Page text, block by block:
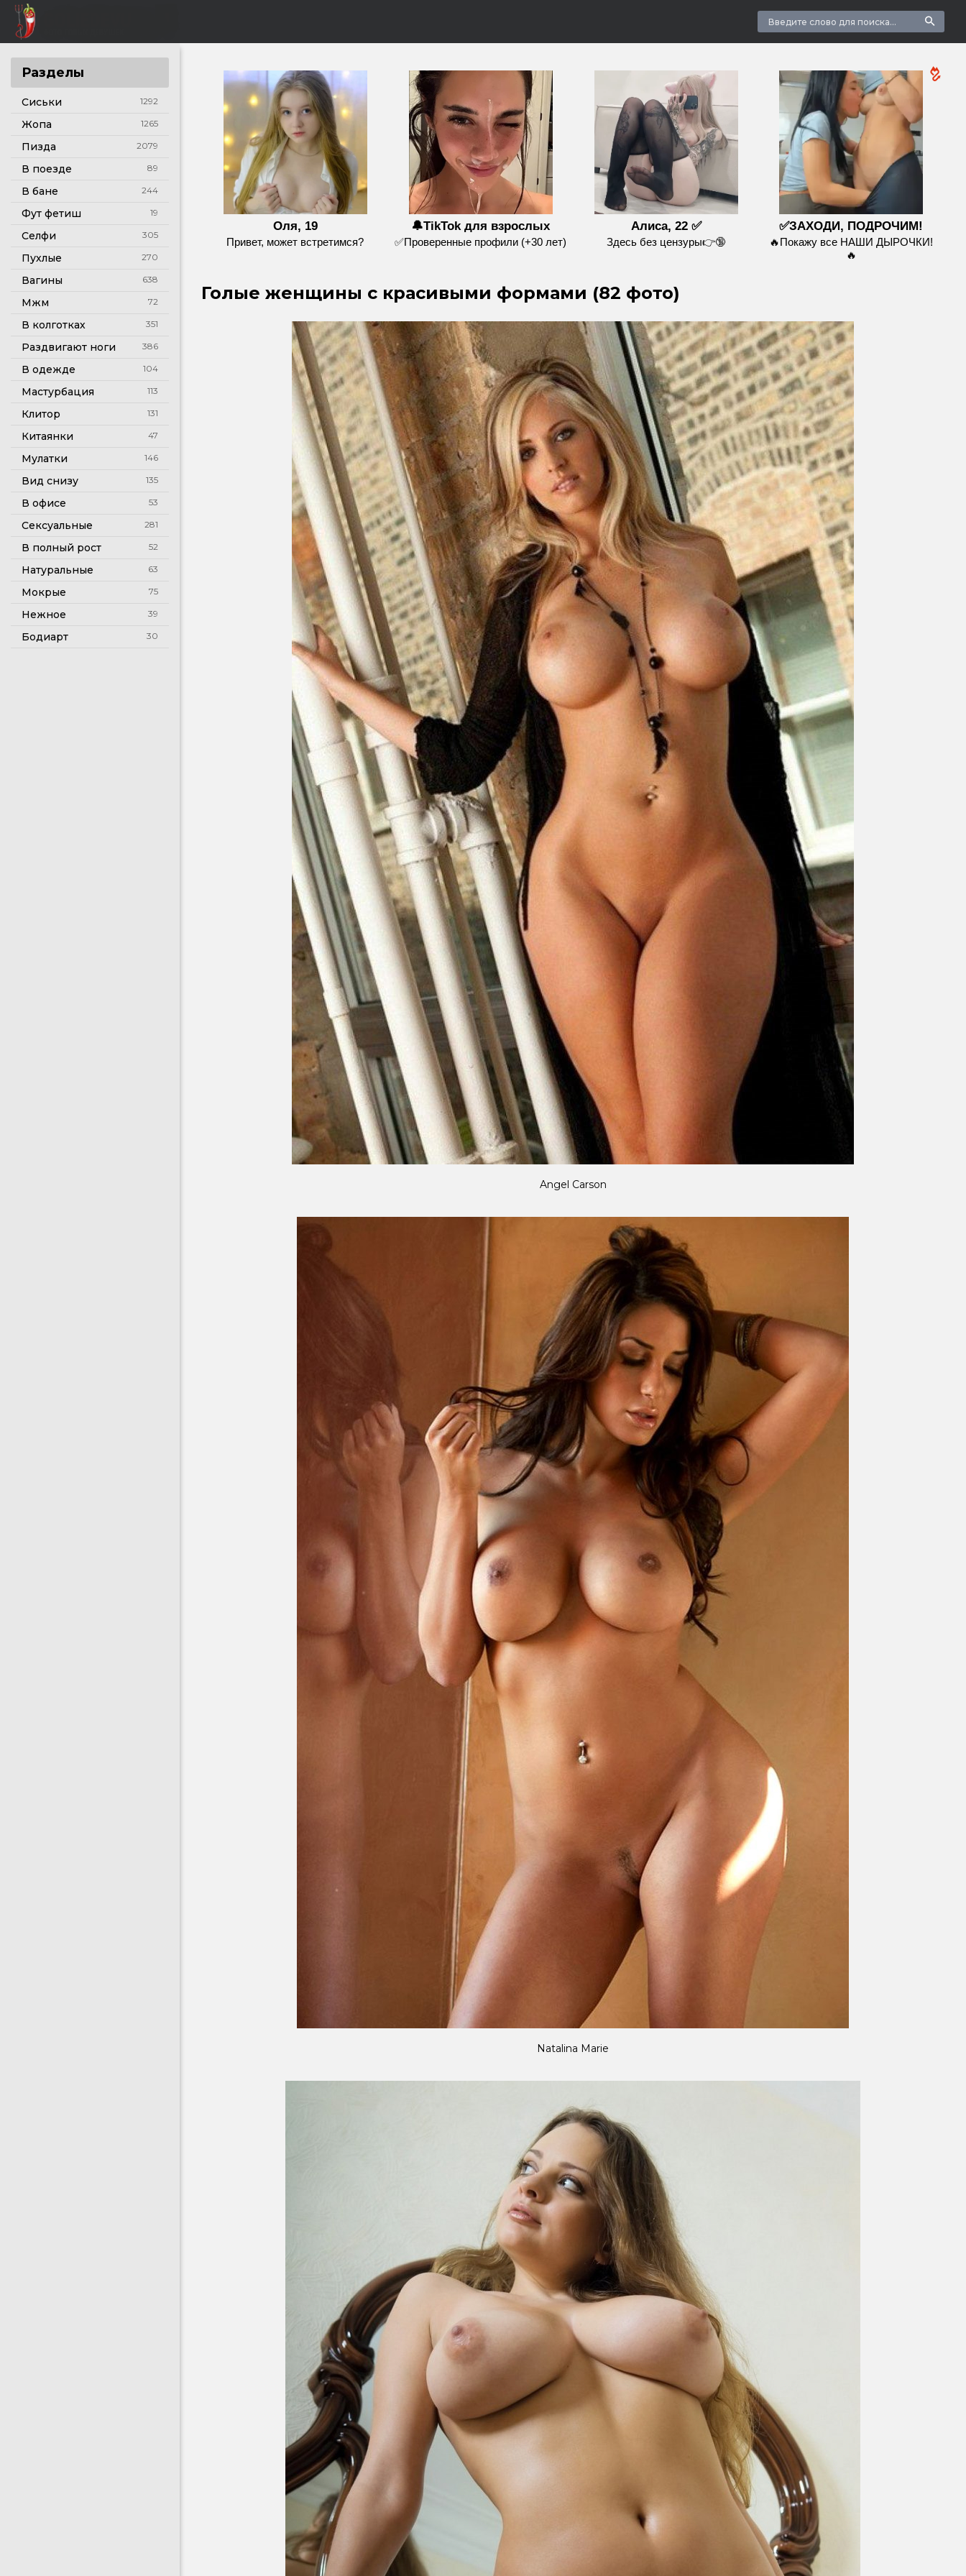
Разделы
Сиськи 1292
Жопа 1265
Пизда 2079
В поезде 89
В бане 244
Фут фетиш 19
Селфи 305
Пухлые 270
Вагины 638
Мжм 72
В колготках 351
Раздвигают ноги 386
В одежде 104
Мастурбация 113
Клитор 131
Китаянки 47
Мулатки 146
Вид снизу 135
В офисе 53
Сексуальные 281
В полный рост 52
Натуральные 63
Мокрые 75
Нежное 39
Бодиарт 30
Оля, 19
Привет, может встретимся?
🔔TikTok для взрослых
✅Проверенные профили (+30 лет)
Алиса, 22 ✅
Здесь без цензуры👉🔞
✅ЗАХОДИ, ПОДРОЧИМ!
🔥Покажу все НАШИ ДЫРОЧКИ!
🔥
Голые женщины с красивыми формами (82 фото)
Angel Carson
Natalina Marie